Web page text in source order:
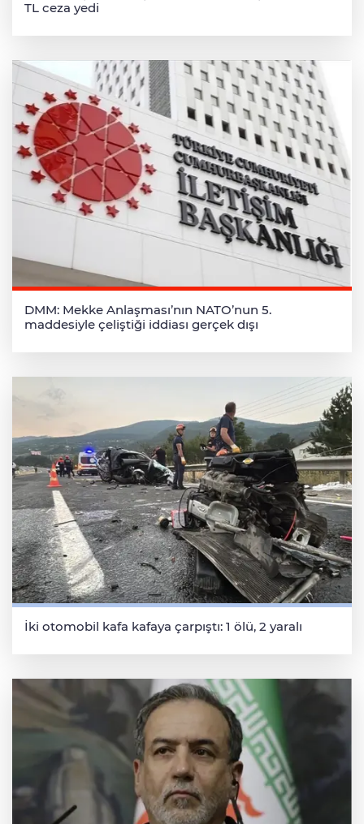
TL ceza yedi
DMM: Mekke Anlaşması’nın NATO’nun 5.
maddesiyle çeliştiği iddiası gerçek dışı
İki otomobil kafa kafaya çarpıştı: 1 ölü, 2 yaralı